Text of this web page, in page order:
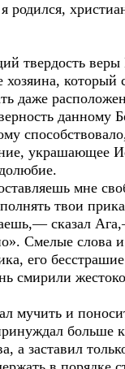
родился,
твердость веры
хозяина, который
даже
данному
украшающее
мне
твои
сказал
Смелые слова и
его
смирили
мучить и
больше
а заставил